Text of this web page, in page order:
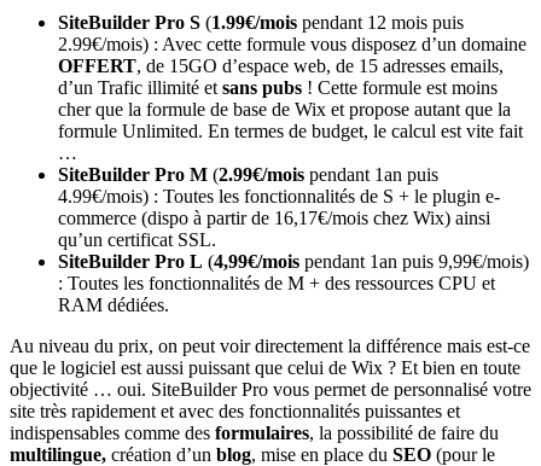
SiteBuilder Pro S (1.99€/mois pendant 12 mois puis
2.99€/mois) : Avec cette formule vous disposez d’un domaine
OFFERT, de 15GO d’espace web, de 15 adresses emails,
d’un Trafic illimité et sans pubs ! Cette formule est moins
cher que la formule de base de Wix et propose autant que la
formule Unlimited. En termes de budget, le calcul est vite fait
…
SiteBuilder Pro M (2.99€/mois pendant 1an puis
4.99€/mois) : Toutes les fonctionnalités de S + le plugin e-
commerce (dispo à partir de 16,17€/mois chez Wix) ainsi
qu’un certificat SSL.
SiteBuilder Pro L (4,99€/mois pendant 1an puis 9,99€/mois)
: Toutes les fonctionnalités de M + des ressources CPU et
RAM dédiées.
Au niveau du prix, on peut voir directement la différence mais est-ce
que le logiciel est aussi puissant que celui de Wix ? Et bien en toute
objectivité … oui. SiteBuilder Pro vous permet de personnalisé votre
site très rapidement et avec des fonctionnalités puissantes et
indispensables comme des formulaires, la possibilité de faire du
multilingue, création d’un blog, mise en place du SEO (pour le